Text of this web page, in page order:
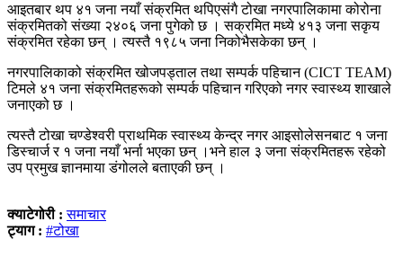
आइतबार थप ४१ जना नयाँ संक्रमित थपिएसंगै टोखा नगरपालिकामा कोरोना
संक्रमितको संख्या २४०६ जना पुगेको छ । सक्रमित मध्ये ४१३ जना सकृय
संक्रमित रहेका छन् । त्यस्तै १९८५ जना निकोभैसकेका छन् ।
नगरपालिकाको संक्रमित खोजपड्ताल तथा सम्पर्क पहिचान (CICT TEAM)
टिमले ४१ जना संक्रमितहरूको सम्पर्क पहिचान गरिएको नगर स्वास्थ्य शाखाले
जनाएको छ ।
त्यस्तै टोखा चण्डेश्वरी प्राथमिक स्वास्थ्य केन्द्र नगर आइसोलेसनबाट १ जना
डिस्चार्ज र १ जना नयाँ भर्ना भएका छन् ।भने हाल ३ जना संक्रमितहरू रहेको
उप प्रमुख ज्ञानमाया डंगोलले बताएकी छन् ।
क्याटेगोरी :समाचार
ट्याग : #टोखा